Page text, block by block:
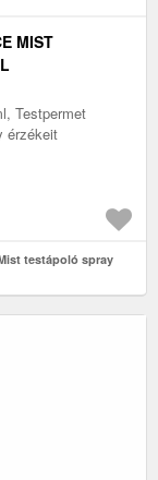
MIST
Testpermet
érzékeit
testápoló spray